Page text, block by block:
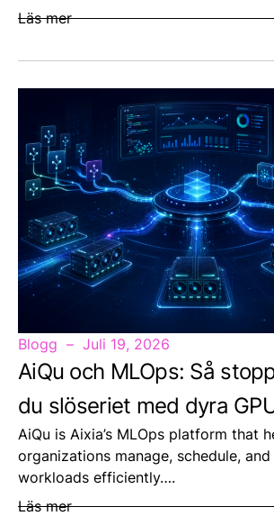
Läs mer
Blogg Juli 19, 2026
AiQu och MLOps: Så
du slöseriet med dyra
AiQu is Aixia’s MLOps platform that
organizations manage, schedule,
workloads efficiently….
Läs mer